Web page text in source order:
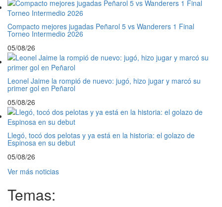
Compacto mejores jugadas Peñarol 5 vs Wanderers 1 Final
Torneo Intermedio 2026
05/08/26
Leonel Jaime la rompió de nuevo: jugó, hizo jugar y marcó su
primer gol en Peñarol
05/08/26
Llegó, tocó dos pelotas y ya está en la historia: el golazo de
Espinosa en su debut
05/08/26
Ver más noticias
Temas: